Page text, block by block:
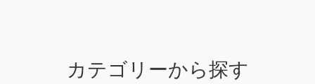
カテゴリーから探す